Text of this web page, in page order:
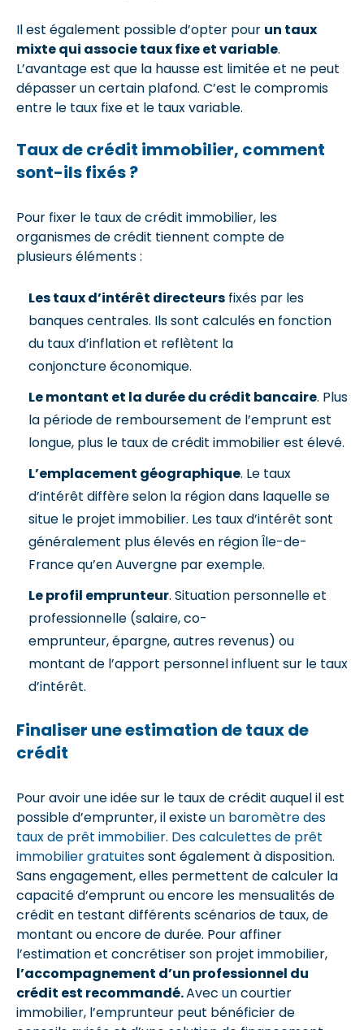
Il est également possible d’opter pour un taux
mixte qui associe taux fixe et variable.
L’avantage est que la hausse est limitée et ne peut
dépasser un certain plafond. C’est le compromis
entre le taux fixe et le taux variable.
Taux de crédit immobilier, comment
sont-ils fixés ?
Pour fixer le taux de crédit immobilier, les
organismes de crédit tiennent compte de
plusieurs éléments :
Les taux d’intérêt directeurs fixés par les
banques centrales. Ils sont calculés en fonction
du taux d’inflation et reflètent la
conjoncture économique.
Le montant et la durée du crédit bancaire. Plus
la période de remboursement de l’emprunt est
longue, plus le taux de crédit immobilier est élevé.
L’emplacement géographique. Le taux
d’intérêt diffère selon la région dans laquelle se
situe le projet immobilier. Les taux d’intérêt sont
généralement plus élevés en région Île-de-
France qu’en Auvergne par exemple.
Le profil emprunteur. Situation personnelle et
professionnelle (salaire, co-
emprunteur, épargne, autres revenus) ou
montant de l’apport personnel influent sur le taux
d’intérêt.
Finaliser une estimation de taux de
crédit
Pour avoir une idée sur le taux de crédit auquel il est
possible d’emprunter, il existeun baromètre des
taux de prêt immobilier. Des calculettes de prêt
immobilier gratuitessont également à disposition.
Sans engagement, elles permettent de calculer la
capacité d’emprunt ou encore les mensualités de
crédit en testant différents scénarios de taux, de
montant ou encore de durée. Pour affiner
l’estimation et concrétiser son projet immobilier,
l’accompagnement d’un professionnel du
crédit est recommandé.Avec un courtier
immobilier, l’emprunteur peut bénéficier de